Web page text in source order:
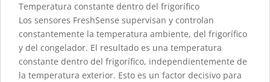
Temperatura constante dentro del frigorífico
Los sensores FreshSense supervisan y controlan
constantemente la temperatura ambiente, del frigorífico
y del congelador. El resultado es una temperatura
constante dentro del frigorífico, independientemente de
la temperatura exterior. Esto es un factor decisivo para